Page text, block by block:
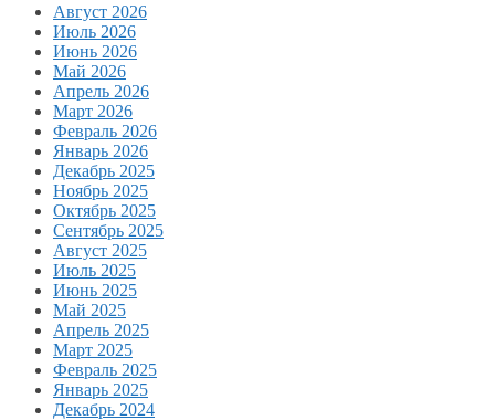
Август 2026
Июль 2026
Июнь 2026
Май 2026
Апрель 2026
Март 2026
Февраль 2026
Январь 2026
Декабрь 2025
Ноябрь 2025
Октябрь 2025
Сентябрь 2025
Август 2025
Июль 2025
Июнь 2025
Май 2025
Апрель 2025
Март 2025
Февраль 2025
Январь 2025
Декабрь 2024